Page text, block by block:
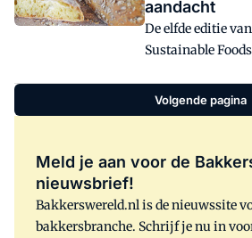
gebruikt om een
bakken. Het is
Europa dat
gebruikt.
aandacht
De elfde editie
Sustainable
aandacht
inmiddels in
dankzij de start-
Volgende pagina
Meld je aan voor de
nieuwsbrief!
Bakkerswereld.nl is de nieuwssite
bakkersbranche. Schrijf je nu in